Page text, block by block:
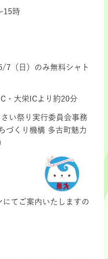
15時
7（日）のみ無料シャト
・大栄ICより約20分
い祭り実行委員会事務
づくり機構 多古町魅力
てご案内いたしますの